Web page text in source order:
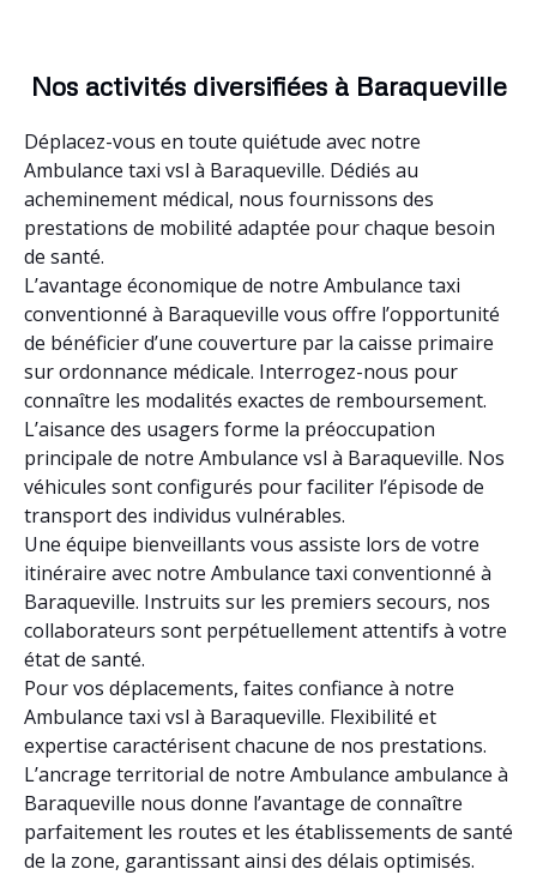
Nos activités diversifiées à Baraqueville
Déplacez-vous en toute quiétude avec notre
Ambulance taxi vsl à Baraqueville. Dédiés au
acheminement médical, nous fournissons des
prestations de mobilité adaptée pour chaque besoin
de santé.
L’avantage économique de notre Ambulance taxi
conventionné à Baraqueville vous offre l’opportunité
de bénéficier d’une couverture par la caisse primaire
sur ordonnance médicale. Interrogez-nous pour
connaître les modalités exactes de remboursement.
L’aisance des usagers forme la préoccupation
principale de notre Ambulance vsl à Baraqueville. Nos
véhicules sont configurés pour faciliter l’épisode de
transport des individus vulnérables.
Une équipe bienveillants vous assiste lors de votre
itinéraire avec notre Ambulance taxi conventionné à
Baraqueville. Instruits sur les premiers secours, nos
collaborateurs sont perpétuellement attentifs à votre
état de santé.
Pour vos déplacements, faites confiance à notre
Ambulance taxi vsl à Baraqueville. Flexibilité et
expertise caractérisent chacune de nos prestations.
L’ancrage territorial de notre Ambulance ambulance à
Baraqueville nous donne l’avantage de connaître
parfaitement les routes et les établissements de santé
de la zone, garantissant ainsi des délais optimisés.